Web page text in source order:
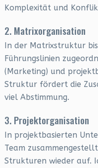
Komplexität und
2. Matrixorganisation
In der Matrixstruktur
Führungslinien
(Marketing) und
Struktur fördert die
viel Abstimmung.
3. Projektorganisation
In projektbasierten
Team
Strukturen wieder auf.